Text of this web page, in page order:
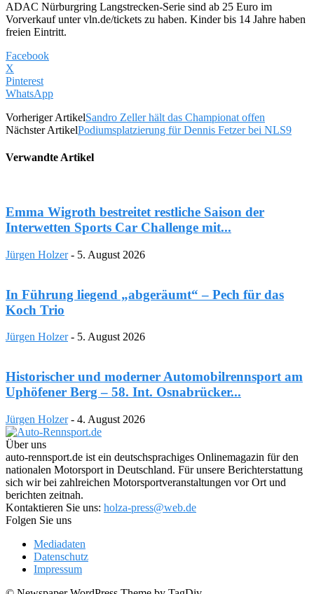
ADAC Nürburgring Langstrecken-Serie sind ab 25 Euro im
Vorverkauf unter vln.de/tickets zu haben. Kinder bis 14 Jahre haben
freien Eintritt.
Facebook
X
Pinterest
WhatsApp
Vorheriger ArtikelSandro Zeller hält das Championat offen
Nächster ArtikelPodiumsplatzierung für Dennis Fetzer bei NLS9
Verwandte Artikel
Emma Wigroth bestreitet restliche Saison der
Interwetten Sports Car Challenge mit...
Jürgen Holzer - 5. August 2026
In Führung liegend „abgeräumt“ – Pech für das
Koch Trio
Jürgen Holzer - 5. August 2026
Historischer und moderner Automobilrennsport am
Uphöfener Berg – 58. Int. Osnabrücker...
Jürgen Holzer - 4. August 2026
Über uns
auto-rennsport.de ist ein deutschsprachiges Onlinemagazin für den
nationalen Motorsport in Deutschland. Für unsere Berichterstattung
sich wir bei zahlreichen Motorsportveranstaltungen vor Ort und
berichten zeitnah.
Kontaktieren Sie uns: holza-press@web.de
Folgen Sie uns
Mediadaten
Datenschutz
Impressum